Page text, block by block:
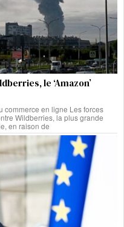
le ‘Amazon’
commerce en ligne Les forces
Wildberries, la plus grande
en raison de